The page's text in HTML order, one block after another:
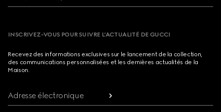
INSCRIVEZ-VOUS POUR SUIVRE L’ACTUALITÉ DE GUCCI
Recevez des informations exclusives sur le lancement de la collection,
des communications personnalisées et les dernières actualités de la
Maison.
Adresse électronique